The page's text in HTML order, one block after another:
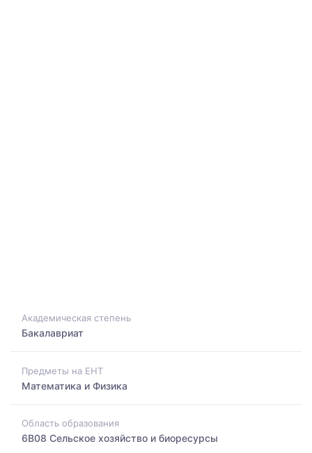
Академическая степень
Бакалавриат
Предметы на ЕНТ
Математика и Физика
Область образования
6B08 Сельское хозяйство и биоресурсы